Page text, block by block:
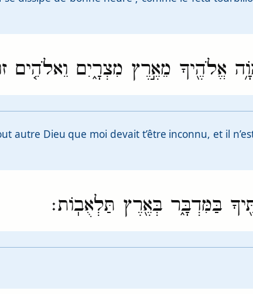
אֱלֹהֶ֖יךָ מֵאֶ֣רֶץ מִצְרָ֑יִם וֵאלֹהִ֤ים
autre Dieu que moi devait t’être inconnu, et il
בַּמִּדְבָּ֑ר בְּאֶ֖רֶץ תַּלְאֻבֽוֹת׃